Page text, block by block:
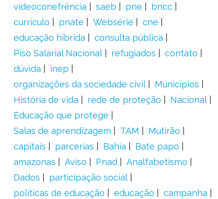
videoconefrência
saeb pne
bncc
currículo
pnate Websérie
cne
educação híbrida
consulta pública
Piso Salarial Nacional
refugiados
contato
dúvida
inep
organizações da sociedade civil
Municípios
História de vida
rede de proteção
Nacional
Educação que protege
Salas de aprendizagem
TAM
Mutirão
capitais
parcerias Bahia
Bate papo
amazonas
Aviso Pnad
Analfabetismo
Dados
participação social
políticas de educação
educação
campanha